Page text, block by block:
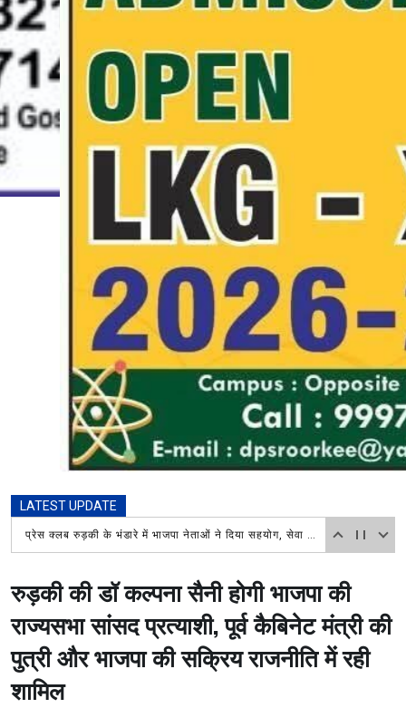
LATEST UPDATE
प्रेस क्लब रुड़की के भंडारे में भाजपा नेताओं ने दिया सहयोग, सेवा कार्य की जमकर सराहना
रुड़की की डॉ कल्पना सैनी होगी भाजपा की
राज्यसभा सांसद प्रत्याशी, पूर्व कैबिनेट मंत्री की
पुत्री और भाजपा की सक्रिय राजनीति में रही
शामिल